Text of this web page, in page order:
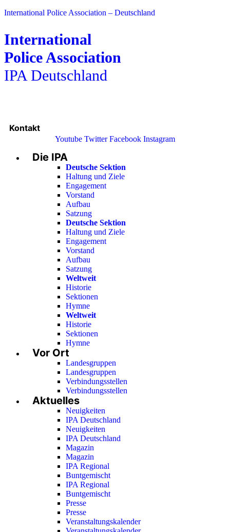
International Police Association – Deutschland
International
Police Association
IPA Deutschland
Kontakt
Youtube Twitter Facebook Instagram
Menu
Die IPA
Deutsche Sektion
Haltung und Ziele
Engagement
Vorstand
Aufbau
Satzung
Deutsche Sektion
Haltung und Ziele
Engagement
Vorstand
Aufbau
Satzung
Weltweit
Historie
Sektionen
Hymne
Weltweit
Historie
Sektionen
Hymne
Vor Ort
Landesgruppen
Landesgruppen
Verbindungsstellen
Verbindungsstellen
Aktuelles
Neuigkeiten
IPA Deutschland
Neuigkeiten
IPA Deutschland
Magazin
Magazin
IPA Regional
Buntgemischt
IPA Regional
Buntgemischt
Presse
Presse
Veranstaltungskalender